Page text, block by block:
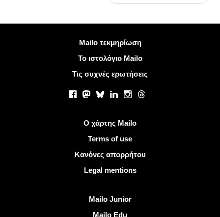
Περισσότερες πληροφορίεςMailo τεκμηρίωση
Το ιστολόγιο Mailo
Τις συχνές ερωτήσεις
Facebook
Mastodon
BlueskyLinkedInInstagram
Threads
Ο χάρτης Mailo
Terms of use
Κανόνες απορρήτου
Legal mentions
Mailo Junior
Mailo Edu